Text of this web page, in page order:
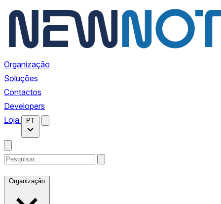
Organização
Soluções
Contactos
Developers
Loja
PT
Organização